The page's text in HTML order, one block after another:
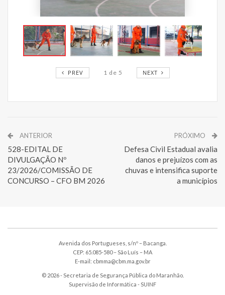
PREV 1 de 5 NEXT
ANTERIOR
528-EDITAL DE
DIVULGAÇÃO Nº
23/2026/COMISSÃO DE
CONCURSO – CFO BM 2026
PRÓXIMO
Defesa Civil Estadual avalia
danos e prejuízos com as
chuvas e intensifica suporte
a municípios
Avenida dos Portugueses, s/nº – Bacanga.
CEP: 65.085-580 – São Luís – MA
E-mail: cbmma@cbm.ma.gov.br
© 2026 - Secretaria de Segurança Pública do Maranhão.
Supervisão de Informática - SUINF